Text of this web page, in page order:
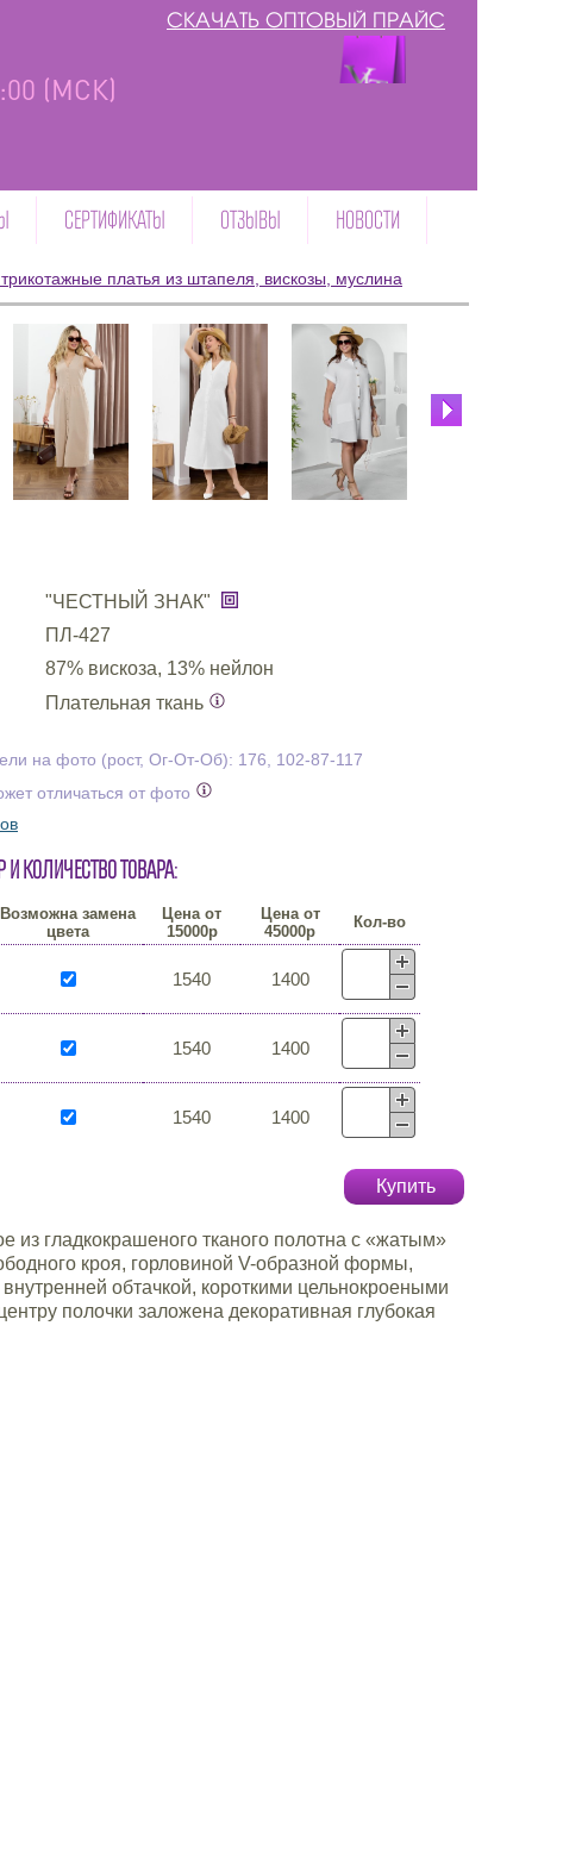
(МСК)
СКАЧАТЬ ОПТОВЫЙ ПРАЙС
СЕРТИФИКАТЫ ОТЗЫВЫ НОВОСТИ
платья из штапеля, вискозы, муслина
"ЧЕСТНЫЙ ЗНАК"
ПЛ-427
87% вискоза, 13% нейлон
Плательная ткань
на фото (рост, Ог-От-Об): 176, 102-87-117
отличаться от фото
и количество товара:
Возможна замена
цвета
Цена от
15000р
Цена от
45000р
Кол-во
1540 1400
1540 1400
1540 1400
Купить
из гладкокрашеного тканого полотна с «жатым»
кроя, горловиной V-образной формы,
обтачкой, короткими цельнокроеными
полочки заложена декоративная глубокая